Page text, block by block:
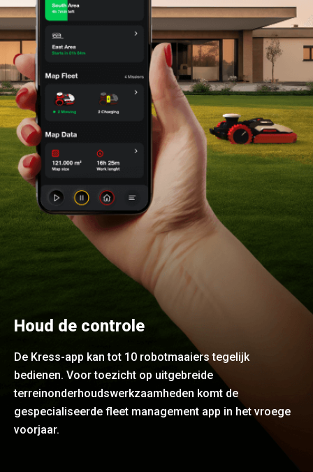
Houd de controle
De Kress-app kan tot 10 robotmaaiers tegelijk
bedienen. Voor toezicht op uitgebreide
terreinonderhoudswerkzaamheden komt de
gespecialiseerde fleet management app in het vroege
voorjaar.